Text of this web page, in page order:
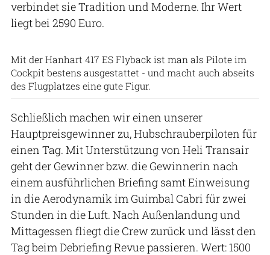
verbindet sie Tradition und Moderne. Ihr Wert
liegt bei 2590 Euro.
Mit der Hanhart 417 ES Flyback ist man als Pilote im
Cockpit bestens ausgestattet - und macht auch abseits
des Flugplatzes eine gute Figur.
Schließlich machen wir einen unserer
Hauptpreisgewinner zu, Hubschrauberpiloten für
einen Tag. Mit Unterstützung von Heli Transair
geht der Gewinner bzw. die Gewinnerin nach
einem ausführlichen Briefing samt Einweisung
in die Aerodynamik im Guimbal Cabri für zwei
Stunden in die Luft. Nach Außenlandung und
Mittagessen fliegt die Crew zurück und lässt den
Tag beim Debriefing Revue passieren. Wert: 1500